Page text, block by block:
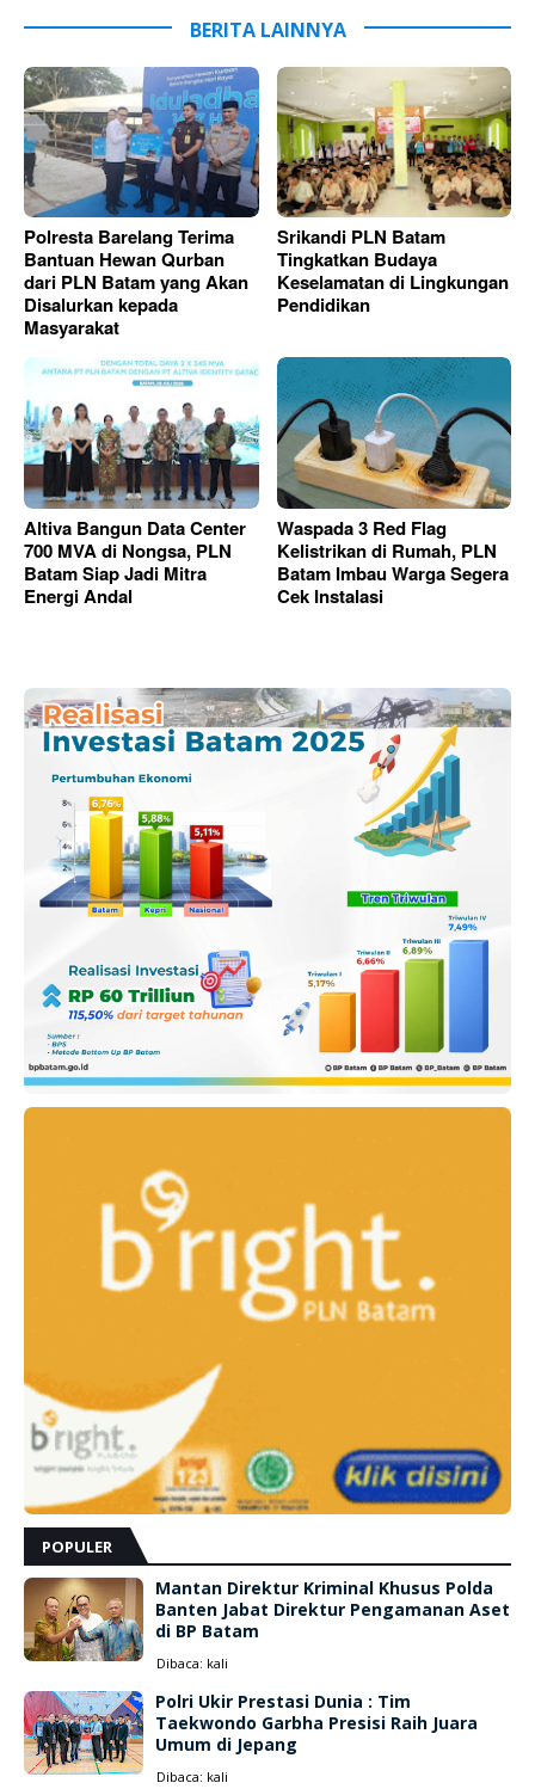
BERITA LAINNYA
Polresta Barelang Terima
Bantuan Hewan Qurban
dari PLN Batam yang Akan
Disalurkan kepada
Masyarakat
Srikandi PLN Batam
Tingkatkan Budaya
Keselamatan di Lingkungan
Pendidikan
Altiva Bangun Data Center
700 MVA di Nongsa, PLN
Batam Siap Jadi Mitra
Energi Andal
Waspada 3 Red Flag
Kelistrikan di Rumah, PLN
Batam Imbau Warga Segera
Cek Instalasi
POPULER
Mantan Direktur Kriminal Khusus Polda
Banten Jabat Direktur Pengamanan Aset
di BP Batam
Dibaca: kali
Polri Ukir Prestasi Dunia : Tim
Taekwondo Garbha Presisi Raih Juara
Umum di Jepang
Dibaca: kali